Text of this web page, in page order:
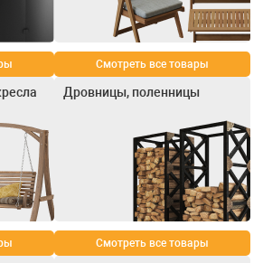
Смотреть все товары
Дровницы, поленницы
Смотреть все товары